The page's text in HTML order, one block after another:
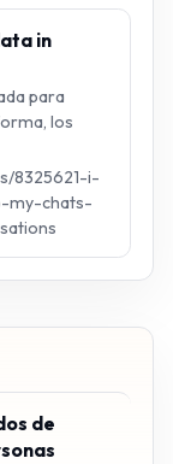
in
para
los
8325621-i-
my-chats-
de